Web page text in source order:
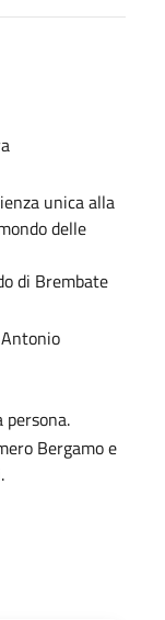
unica alla
delle
di Brembate
Bergamo e